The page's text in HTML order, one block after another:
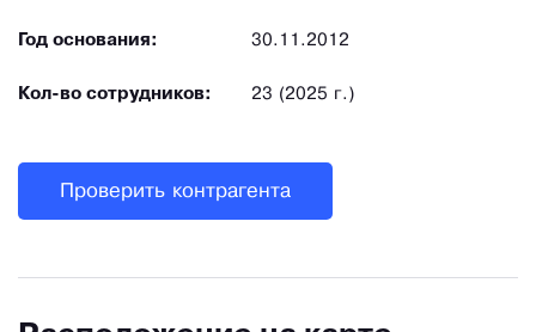
Год основания: 30.11.2012
Кол-во сотрудников: 23 (2025 г.)
Проверить контрагента